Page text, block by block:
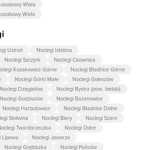
Wisła
Wisła
Ustroń
Noclegi Istebna
Noclegi Szczyrk
Noclegi Cisownica
Kozakowice Górne
Noclegi Bładnice Górne
Noclegi Górki Małe
Noclegi Goleszów
Noclegi Dzięgielów
Noclegi Bystra (pow. bielski)
Noclegi Godziszów
Noclegi Bażanowice
Noclegi Harbutowice
Noclegi Bładnice Dolne
Słotwina Noclegi Biery
Noclegi Szare
Twardorzeczka
Noclegi Ostre
Lipowa
Noclegi Jaworze
Noclegi Godziszka
Noclegi Puńców